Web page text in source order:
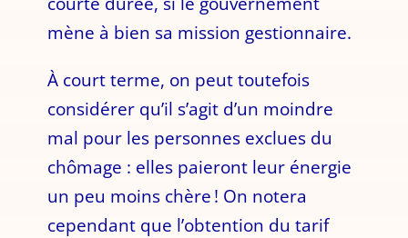
mène à bien sa mission gestionnaire.
À court terme, on peut toutefois
considérer qu’il s’agit d’un moindre
mal pour les personnes exclues du
chômage : elles paieront leur énergie
un peu moins chère ! On notera
cependant que l’obtention du tarif